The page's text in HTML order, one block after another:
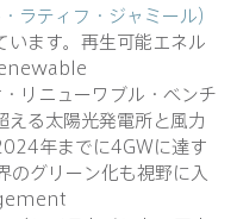
ティフ・ジャミール）
います。再生可能エネル
リニューワブル・ベンチ
る太陽光発電所と風力
年までに4GWに達す
のグリーン化も視野に入